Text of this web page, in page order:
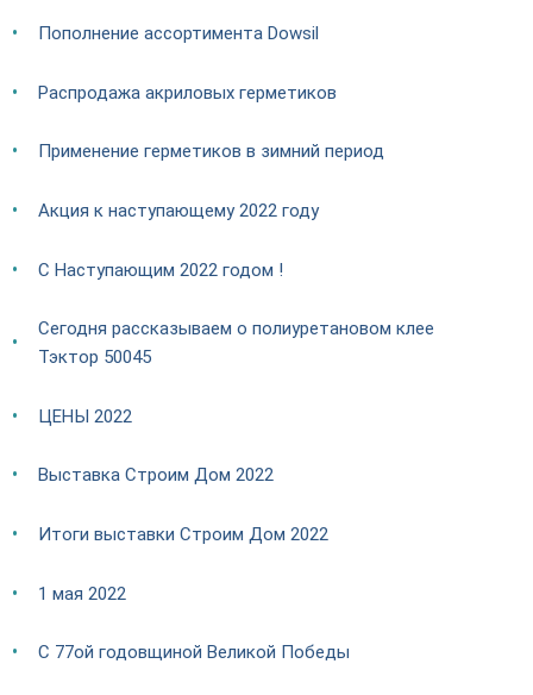
Пополнение ассортимента Dowsil
Распродажа акриловых герметиков
Применение герметиков в зимний период
Акция к наступающему 2022 году
С Наступающим 2022 годом !
Сегодня рассказываем о полиуретановом клее
Тэктор 50045
ЦЕНЫ 2022
Выставка Строим Дом 2022
Итоги выставки Строим Дом 2022
1 мая 2022
С 77ой годовщиной Великой Победы